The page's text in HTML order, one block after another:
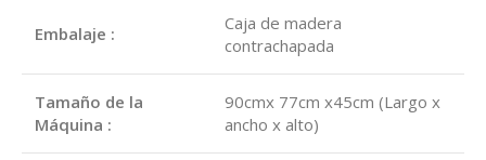
Embalaje :
Caja de madera
contrachapada
Tamaño de la
Máquina :
90cmx 77cm x45cm (Largo x
ancho x alto)